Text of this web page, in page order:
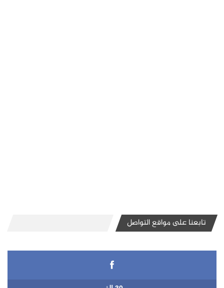
تابعنا على مواقع التواصل